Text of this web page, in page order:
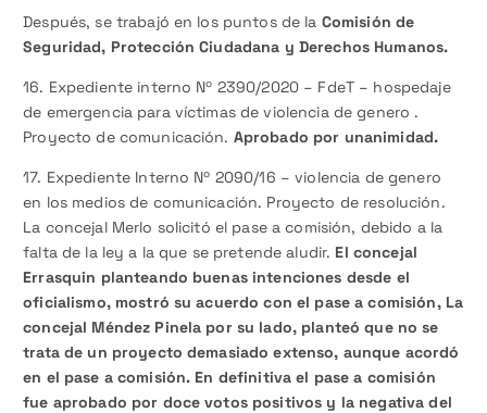
Después, se trabajó en los puntos de la Comisión de
Seguridad, Protección Ciudadana y Derechos Humanos.
16. Expediente interno Nº 2390/2020 – FdeT – hospedaje
de emergencia para víctimas de violencia de genero .
Proyecto de comunicación. Aprobado por unanimidad.
17. Expediente Interno Nº 2090/16 – violencia de genero
en los medios de comunicación. Proyecto de resolución.
La concejal Merlo solicitó el pase a comisión, debido a la
falta de la ley a la que se pretende aludir. El concejal
Errasquin planteando buenas intenciones desde el
oficialismo, mostró su acuerdo con el pase a comisión, La
concejal Méndez Pinela por su lado, planteó que no se
trata de un proyecto demasiado extenso, aunque acordó
en el pase a comisión. En definitiva el pase a comisión
fue aprobado por doce votos positivos y la negativa del